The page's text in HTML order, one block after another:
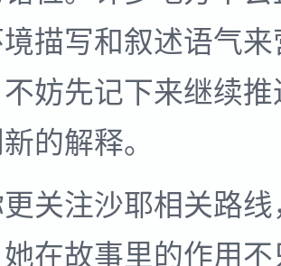
描写和叙述语气
妨先记下来继续
的解释。
关注沙耶相关路
在故事里的作用